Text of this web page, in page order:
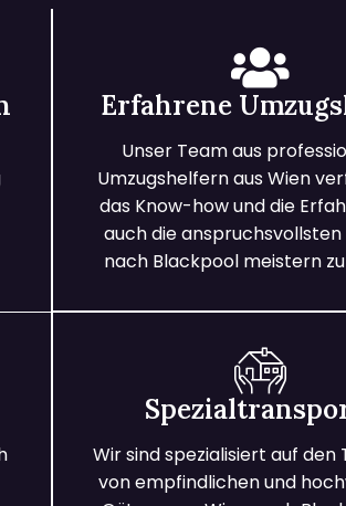
Erfahrene
Unser Team aus
Umzugshelfern aus Wien
das Know-how und die
auch die anspruchsvollsten
nach Blackpool meistern
Wir sind spezialisiert auf den
von empfindlichen und